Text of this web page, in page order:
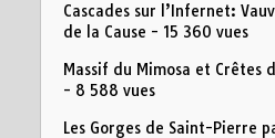
Cascades sur l’Infernet:
de la Cause - 15 360 vues
Massif du Mimosa et Crêtes
- 8 588 vues
Les Gorges de Saint-Pierre